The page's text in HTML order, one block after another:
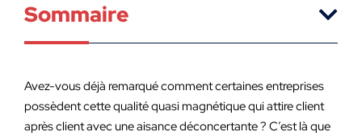
Sommaire
Avez-vous déjà remarqué comment certaines entreprises
possèdent cette qualité quasi magnétique qui attire client
après client avec une aisance déconcertante ? C’est là que